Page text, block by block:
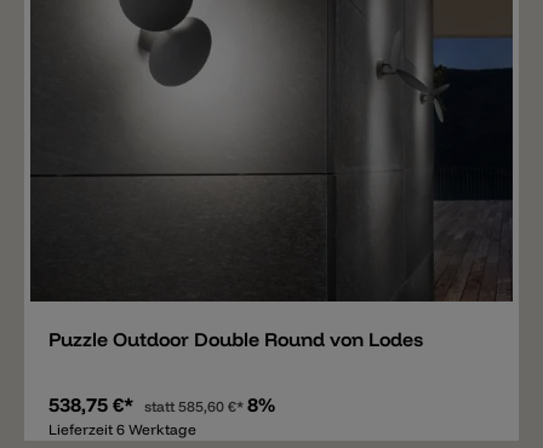
Puzzle Outdoor Double Round von Lodes
538,75 €* statt585,60 €* 8%
Lieferzeit 6 Werktage